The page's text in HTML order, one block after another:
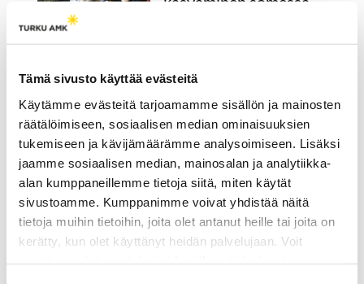
Tämä sivusto käyttää evästeitä
Käytämme evästeitä tarjoamamme sisällön ja mainosten
räätälöimiseen, sosiaalisen median ominaisuuksien
tukemiseen ja kävijämäärämme analysoimiseen. Lisäksi
jaamme sosiaalisen median, mainosalan ja analytiikka-
alan kumppaneillemme tietoja siitä, miten käytät
sivustoamme. Kumppanimme voivat yhdistää näitä
tietoja muihin tietoihin, joita olet antanut heille tai joita on
kerätty, kun olet käyttänyt heidän palvelujaan. Voit
tunteita
Pitäisikö sosiaalinen media
kieltää alle 15-vuotiailta? 20-
ja 21-vuotiaat Johanna Varis
ja Mia Sormunen kertovat
mielipiteensä asiasta, sekä
pohtivat, millainen olisi
heidän unelmiensa some.